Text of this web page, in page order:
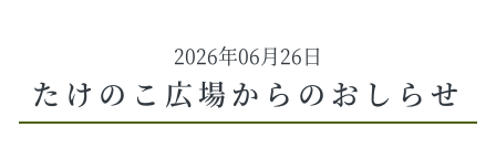
2026年06月26日
たけのこ広場からのおしらせ